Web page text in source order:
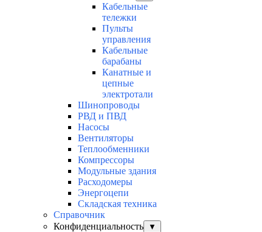
Кабельные
тележки
Пульты
управления
Кабельные
барабаны
Канатные и
цепные
электротали
Шинопроводы
РВД и ПВД
Насосы
Вентиляторы
Теплообменники
Компрессоры
Модульные здания
Расходомеры
Энергоцепи
Складская техника
Справочник
Конфиденциальность
▼